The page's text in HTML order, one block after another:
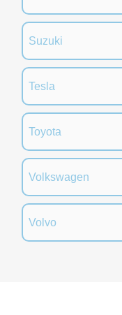
Suzuki
Tesla
Toyota
Volkswagen
Volvo